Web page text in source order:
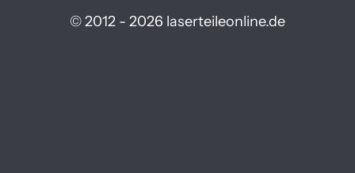
© 2012 - 2026 laserteileonline.de